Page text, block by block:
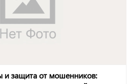
и защита от мошенников: